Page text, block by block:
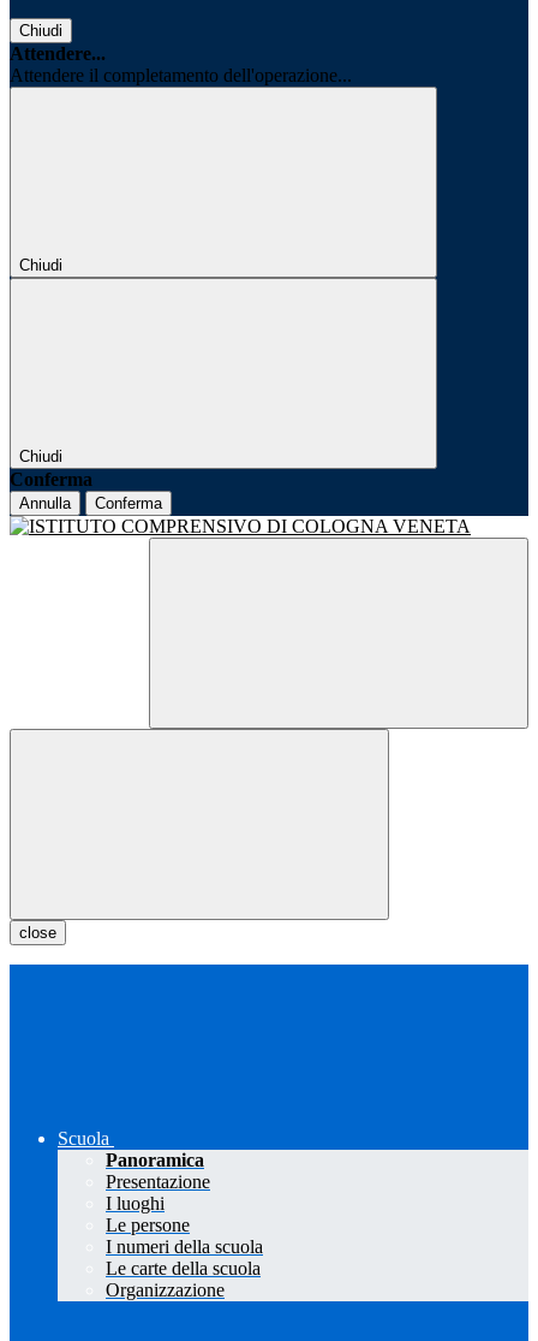
Chiudi
Attendere...
Attendere il completamento dell'operazione...
Chiudi
Chiudi
Conferma
Annulla Conferma
close
Scuola
Panoramica
Presentazione
I luoghi
Le persone
I numeri della scuola
Le carte della scuola
Organizzazione